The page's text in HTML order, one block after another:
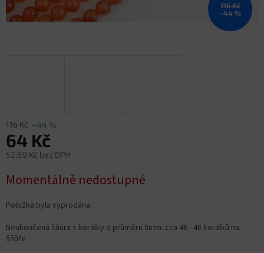
116 Kč
–44 %
116 Kč –44 %
64 Kč
52,89 Kč bez DPH
cena:
Momentálně nedostupné
Položka byla vyprodána…
Neukončená šňůra s korálky o průměru 8mm. cca 46 - 48 korálků na
šňůře